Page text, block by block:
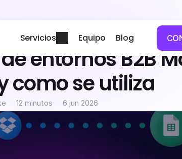
Servicios Equipo Blog
entornos B2B
como se utiliza
12 minutos 6 jun 2026